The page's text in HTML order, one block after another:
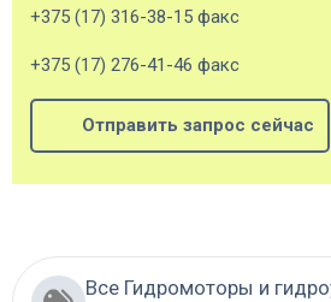
+375 (17) 316-38-15 факс
+375 (17) 276-41-46 факс
Отправить запрос сейчас
Все Гидромоторы и